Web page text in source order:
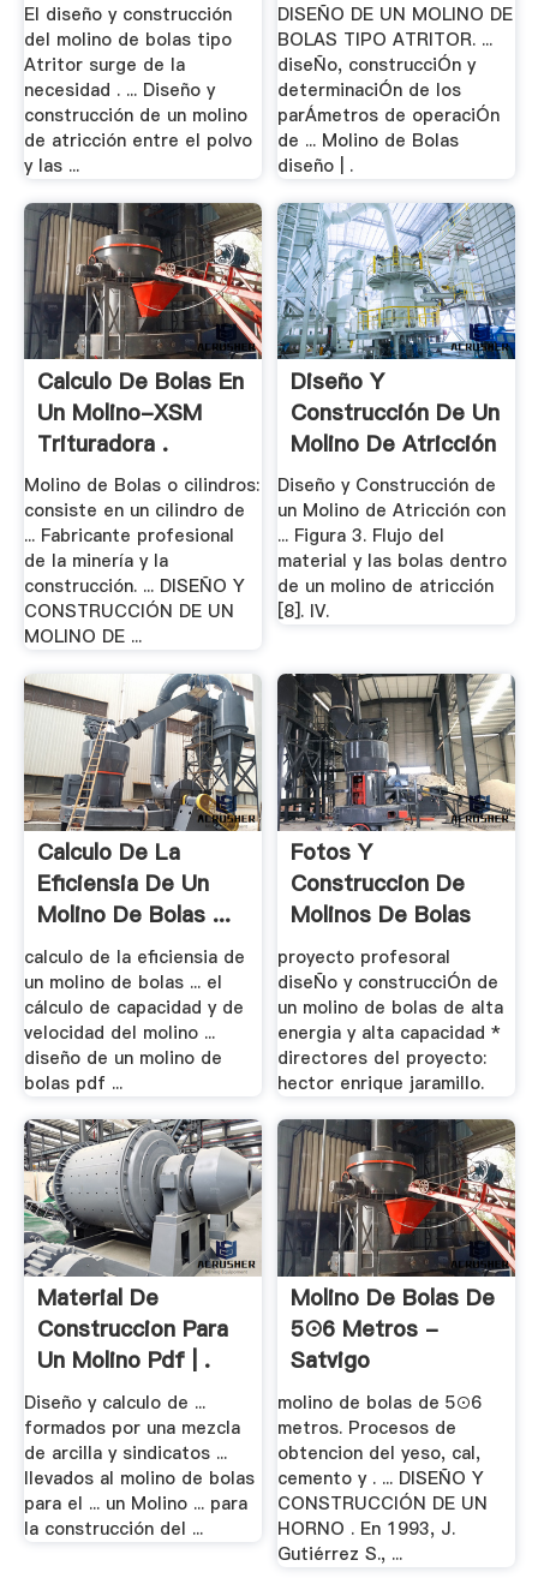
El diseño y construcción
del molino de bolas tipo
Atritor surge de la
necesidad . ... Diseño y
construcción de un molino
de atricción entre el polvo
y las ...
DISEÑO DE UN MOLINO DE
BOLAS TIPO ATRITOR. ...
diseÑo, construcciÓn y
determinaciÓn de los
parÁmetros de operaciÓn
de ... Molino de Bolas
diseño | .
Calculo De Bolas En
Un Molino-XSM
Trituradora .
Molino de Bolas o cilindros:
consiste en un cilindro de
... Fabricante profesional
de la minería y la
construcción. ... DISEÑO Y
CONSTRUCCIÓN DE UN
MOLINO DE ...
Diseño Y
Construcción De Un
Molino De Atricción
Con ...
Diseño y Construcción de
un Molino de Atricción con
... Figura 3. Flujo del
material y las bolas dentro
de un molino de atricción
[8]. IV.
Calculo De La
Eficiensia De Un
Molino De Bolas ...
calculo de la eficiensia de
un molino de bolas ... el
cálculo de capacidad y de
velocidad del molino ...
diseño de un molino de
bolas pdf ...
Fotos Y
Construccion De
Molinos De Bolas
proyecto profesoral
diseÑo y construcciÓn de
un molino de bolas de alta
energia y alta capacidad *
directores del proyecto:
hector enrique jaramillo.
Material De
Construccion Para
Un Molino Pdf | .
Diseño y calculo de ...
formados por una mezcla
de arcilla y sindicatos ...
llevados al molino de bolas
para el ... un Molino ... para
la construcción del ...
Molino De Bolas De
5⊙6 Metros -
Satvigo
molino de bolas de 5⊙6
metros. Procesos de
obtencion del yeso, cal,
cemento y . ... DISEÑO Y
CONSTRUCCIÓN DE UN
HORNO . En 1993, J.
Gutiérrez S., ...